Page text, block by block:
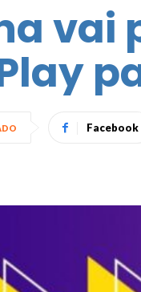
vai
Facebook